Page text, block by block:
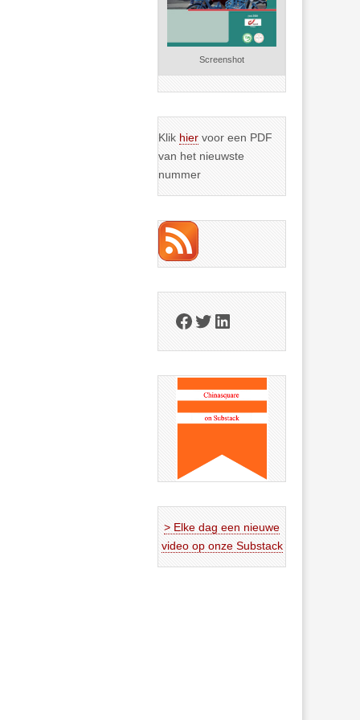
Screenshot
Klik hier voor een PDF
van het nieuwste
nummer
Facebook
Twitter
LinkedIn
> Elke dag een nieuwe
video op onze Substack